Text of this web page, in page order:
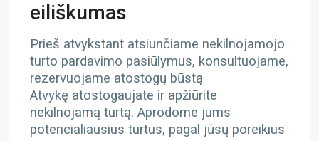
eiliškumas
Prieš atvykstant atsiunčiame nekilnojamojo
turto pardavimo pasiūlymus, konsultuojame,
rezervuojame atostogų būstą
Atvykę atostogaujate ir apžiūrite
nekilnojamą turtą. Aprodome jums
potencialiausius turtus, pagal jūsų poreikius